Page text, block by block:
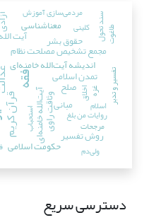
فقه
قرآن کریم
مجمع تشخیص مصلحت نظام
آیت
اندیشه آیت‌الله خامنه‌ای
آیت‌الله ‌خامنه‌ای
تمدن اسلامی
معناشناسی
وثاقت راوی
حقوق بشر
حکومت اسلامی
مبانی
صلح
روش تفسیر
مردمی‌سازی آموزش
روایات من بلغ استحباب
تفسیر و تدبر
سند تحول
اخلاق
طاغوت
مرجحات
ولی‌دم
کلینی
غزه
اسلام
دسترسی سریع